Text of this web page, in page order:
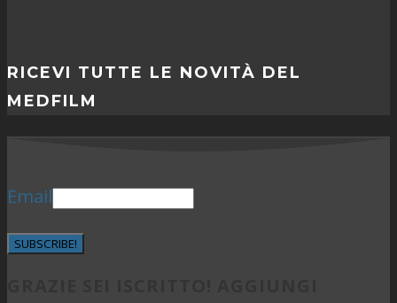
RICEVI TUTTE LE NOVITÀ DEL
MEDFILM
Email
SUBSCRIBE!